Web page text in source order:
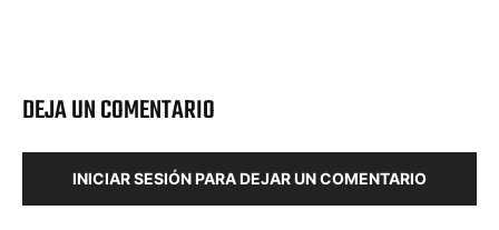
DEJA UN COMENTARIO
INICIAR SESIÓN PARA DEJAR UN COMENTARIO